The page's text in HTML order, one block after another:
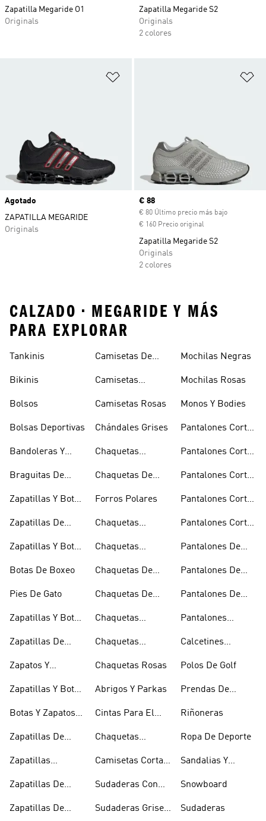
Zapatilla Megaride O1
Originals
Zapatilla Megaride S2
Originals
2 colores
Agotado
ZAPATILLA MEGARIDE
Originals
Precio actual
€ 88
€ 80 Último precio más bajo
€ 160 Precio original
Zapatilla Megaride S2
Originals
2 colores
CALZADO • MEGARIDE Y MÁS
PARA EXPLORAR
Tankinis
Bikinis
Bolsos
Bolsas Deportivas
Bandoleras Y
Hombro
Braguitas De
Zapatillas Y Botas
Zapatillas De
Zapatillas Y Botas
Botas De Boxeo
Pies De Gato
Zapatillas Y Botas
Zapatillas De
Zapatos Y
Doradas
Zapatillas Y Botas
Botas Y Zapatos
Zapatillas De
Zapatillas
Zapatillas De
Zapatillas De
Camisetas De
Camisetas
Camisetas Rosas
Chándales Grises
Chaquetas
Acolchados
Chaquetas De
Forros Polares
Chaquetas
Chaquetas
Chaquetas De
Chaquetas De
Chaquetas
Chaquetas
Chaquetas Rosas
Abrigos Y Parkas
Cintas Para El
Chaquetas
Camisetas Cortas
Sudaderas Con
Sudaderas Grises
Mochilas Negras
Mochilas Rosas
Monos Y Bodies
Pantalones Cortos
Pantalones Cortos
Pantalones Cortos
Pantalones Cortos
Pantalones Cortos
Pantalones De
Pantalones De
Pantalones De
Pantalones
Calcetines
Polos De Golf
Prendas De
Riñoneras
Ropa De Deporte
Sandalias Y
Snowboard
Sudaderas